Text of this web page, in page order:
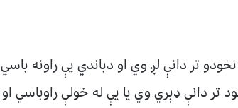
تر دانې لږ وي او دباندي يې راونه باسي
دانې ډېري وي يا يې له خولې راوباسي او